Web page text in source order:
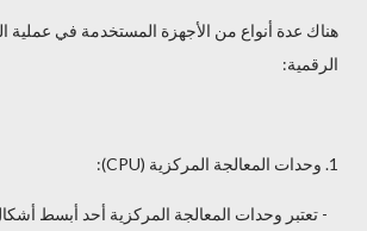
هناك عدة أنواع من الأجهزة المستخدمة في عملية
الرقمية:
1. وحدات المعالجة المركزية (CPU):
- تعتبر وحدات المعالجة المركزية أحد أبسط